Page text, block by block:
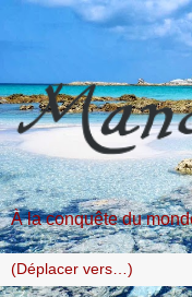
À la conquête du